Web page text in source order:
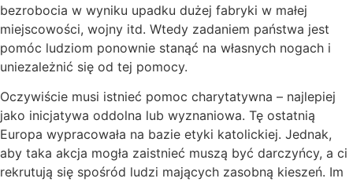
bezrobocia w wyniku upadku dużej fabryki w małej
miejscowości, wojny itd. Wtedy zadaniem państwa jest
pomóc ludziom ponownie stanąć na własnych nogach i
uniezależnić się od tej pomocy.
Oczywiście musi istnieć pomoc charytatywna – najlepiej
jako inicjatywa oddolna lub wyznaniowa. Tę ostatnią
Europa wypracowała na bazie etyki katolickiej. Jednak,
aby taka akcja mogła zaistnieć muszą być darczyńcy, a ci
rekrutują się spośród ludzi mających zasobną kieszeń. Im